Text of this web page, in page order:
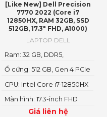
[Like New] Dell Precision
7770 2022 (Core i7
12850HX, RAM 32GB, SSD
512GB, 17.3″ FHD, A1000)
LAPTOP DELL
Giá liên hệ
Màn hình: 17.3-inch FHD
1920 x 1080
CPU: Intel Core i7-12850HX
Ổ cứng: 512 GB, Gen 4 PCIe
Ram: 32 GB, DDR5,